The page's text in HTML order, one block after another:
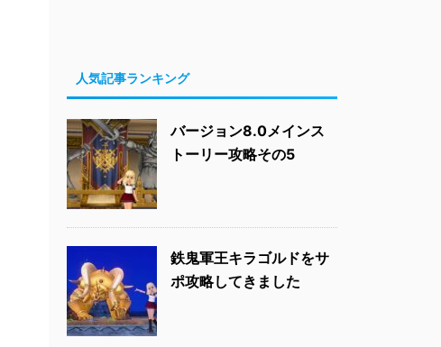
人気記事ランキング
バージョン8.0メインス
トーリー攻略その5
鉄鬼軍王キラゴルドをサ
ポ攻略してきました